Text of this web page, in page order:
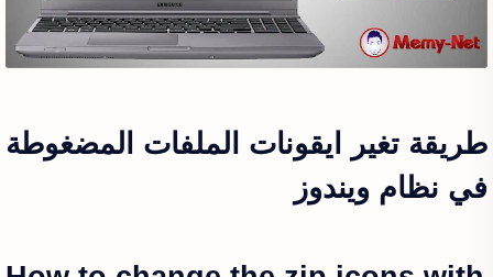
طريقة تغير ايقونات الملفات المضغوطة
في نظام ويندوز